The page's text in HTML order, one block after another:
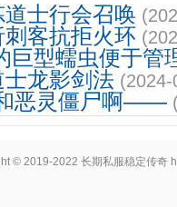
士行会召唤
客抗拒火环
巨型蠕虫便于管
龙影剑法
恶灵僵尸啊——
© 2019-2022长期私服稳定传奇